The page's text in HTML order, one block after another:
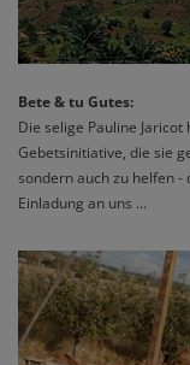
Bete & tu Gutes:
Die selige Pauline
Gebetsinitiative, die sie
sondern auch zu helfen -
Einladung an uns ...